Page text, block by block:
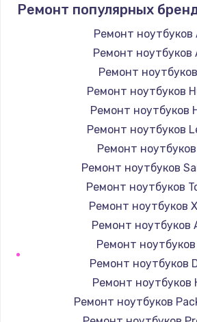
Заказать
Замена микросхемы
1100 руб.
Заказать
Замена
1100 руб.
Заказать
Замена разъема
880 руб.
Заказать
Ремонт микросхемы
1100 руб.
Ремонт популярных
Ремонт ноутбуков
Ремонт ноутбуков
Ремонт
Ремонт ноутбуков
Ремонт ноутбуков
Ремонт ноутбуков
Ремонт ноутбуков
Ремонт ноутбуков
Ремонт ноутбуков
Ремонт ноутбуков
Ремонт ноутбуков
Ремонт ноутбуков
Ремонт ноутбуков
Ремонт ноутбуков
Ремонт ноутбуков